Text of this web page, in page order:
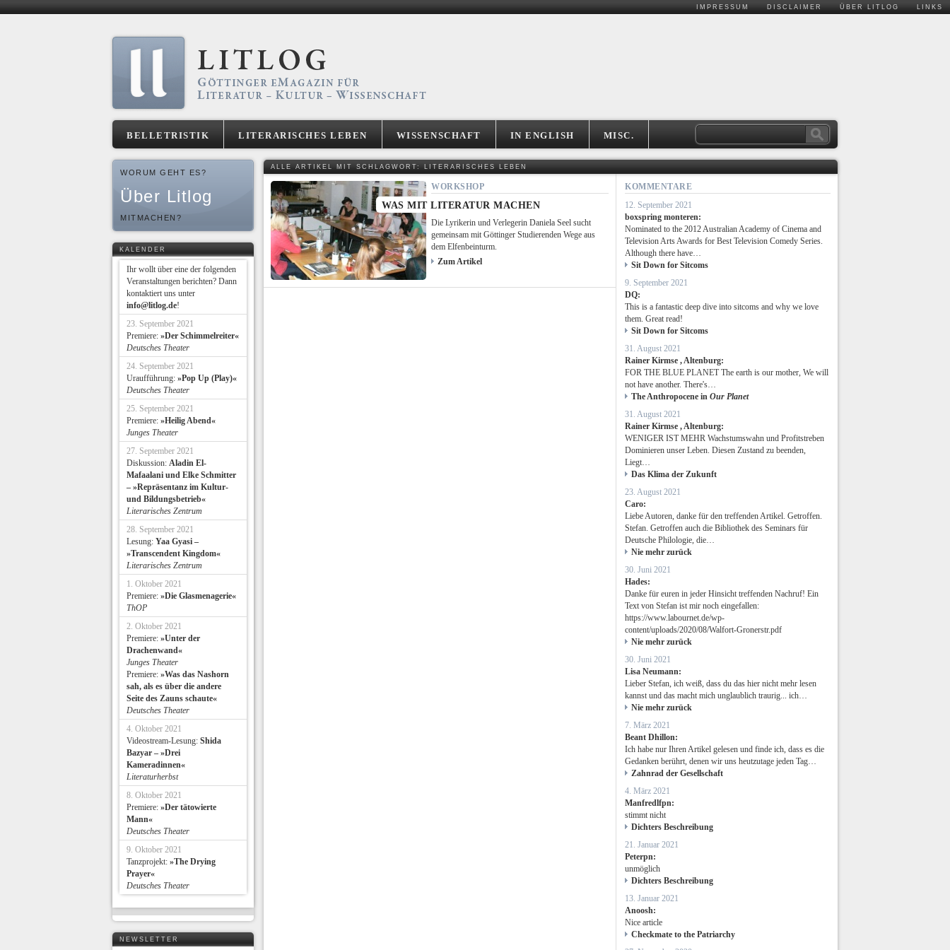
IMPRESSUM DISCLAIMER ÜBER LITLOG LINKS
BELLETRISTIK LITERARISCHES LEBEN WISSENSCHAFT IN ENGLISH MISC.
ALLE ARTIKEL MIT SCHLAGWORT: LITERARISCHES LEBEN
WORKSHOP
WAS MIT LITERATUR MACHEN
Die Lyrikerin und Verlegerin Daniela Seel sucht
gemeinsam mit Göttinger Studierenden Wege aus
dem Elfenbeinturm.
Zum Artikel
KOMMENTARE
12. September 2021
boxspring monteren:
Nominated to the 2012 Australian Academy of Cinema and
Television Arts Awards for Best Television Comedy Series.
Although there have…
Sit Down for Sitcoms
9. September 2021
DQ:
This is a fantastic deep dive into sitcoms and why we love
them. Great read!
Sit Down for Sitcoms
31. August 2021
Rainer Kirmse , Altenburg:
FOR THE BLUE PLANET The earth is our mother, We will
not have another. There's…
The Anthropocene in Our Planet
31. August 2021
Rainer Kirmse , Altenburg:
WENIGER IST MEHR Wachstumswahn und Profitstreben
Dominieren unser Leben. Diesen Zustand zu beenden,
Liegt…
Das Klima der Zukunft
23. August 2021
Caro:
Liebe Autoren, danke für den treffenden Artikel. Getroffen.
Stefan. Getroffen auch die Bibliothek des Seminars für
Deutsche Philologie, die…
Nie mehr zurück
30. Juni 2021
Hades:
Danke für euren in jeder Hinsicht treffenden Nachruf! Ein
Text von Stefan ist mir noch eingefallen:
https://www.labournet.de/wp-
content/uploads/2020/08/Walfort-Gronerstr.pdf
Nie mehr zurück
30. Juni 2021
Lisa Neumann:
Lieber Stefan, ich weiß, dass du das hier nicht mehr lesen
kannst und das macht mich unglaublich traurig... ich…
Nie mehr zurück
7. März 2021
Beant Dhillon:
Ich habe nur Ihren Artikel gelesen und finde ich, dass es die
Gedanken berührt, denen wir uns heutzutage jeden Tag…
Zahnrad der Gesellschaft
4. März 2021
Manfredlfpn:
stimmt nicht
Dichters Beschreibung
21. Januar 2021
Peterpn:
unmöglich
Dichters Beschreibung
13. Januar 2021
Anoosh:
Nice article
Checkmate to the Patriarchy
WORUM GEHT ES?
Über Litlog
MITMACHEN?
KALENDER
Ihr wollt über eine der folgenden
Veranstaltungen berichten? Dann
kontaktiert uns unter
info@litlog.de!
23. September 2021
Premiere: »Der Schimmelreiter«
Deutsches Theater
24. September 2021
Uraufführung: »Pop Up (Play)«
Deutsches Theater
25. September 2021
Premiere: »Heilig Abend«
Junges Theater
27. September 2021
Diskussion: Aladin El-
Mafaalani und Elke Schmitter
– »Repräsentanz im Kultur-
und Bildungsbetrieb«
Literarisches Zentrum
28. September 2021
Lesung: Yaa Gyasi –
»Transcendent Kingdom«
Literarisches Zentrum
1. Oktober 2021
Premiere: »Die Glasmenagerie«
ThOP
2. Oktober 2021
Premiere: »Unter der
Drachenwand«
Junges Theater
Premiere: »Was das Nashorn
sah, als es über die andere
Seite des Zauns schaute«
Deutsches Theater
4. Oktober 2021
Videostream-Lesung: Shida
Bazyar – »Drei
Kameradinnen«
Literaturherbst
8. Oktober 2021
Premiere: »Der tätowierte
Mann«
Deutsches Theater
9. Oktober 2021
Tanzprojekt: »The Drying
Prayer«
Deutsches Theater
NEWSLETTER